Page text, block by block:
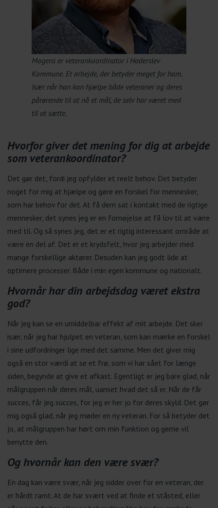
Mogens er veterankoordinator i Haderslev
Kommune. Et arbejde, der betyder meget for ham.
Især når han kan hjælpe både veteraner og deres
pårørende til at nå et mål, de selv har været med
til at sætte.
Hvorfor giver det mening for dig at arbejde
som veterankoordinator?
Det gør det, fordi jeg opfylder et reelt behov. Det betyder
noget for mig at hjælpe og gøre en forskel for mennesker,
som har behov for det. At få dem sat i kontakt med de rigtige
mennesker, det synes jeg er en fornøjelse at få lov til at være
med til. Og så synes jeg, det er et rigtig interessant område at
være en del af. Det er et krydsfelt, hvor jeg arbejder med
mange forskellige aktører. Desuden kan jeg godt lide at
optimere processer. Både i min egen kommune og nationalt.
Hvornår har din arbejdsdag været ekstra
god?
Når jeg kan se en umiddelbar effekt af mit arbejde. Det sker
især, når jeg har hjulpet en veteran, som kan mærke en forskel
i sine udfordringer lige med det samme. Men det giver mig
også en stor værdi at se et frø, som vi har sået for længe
siden, begynde at give et afkast. Egentligt er jeg bare glad, når
målgruppen når deres mål, uanset hvad det så er. Når de får
succes, får jeg succes, for jeg er her jo for deres skyld. Det gør
mig også glad, når jeg møder en ny veteran. For så betyder det
jo, at målgruppen har hørt om min funktion og gerne vil
benytte den.
Og hvornår kan den være svær?
En dag kan være svær, når jeg sidder over for en veteran, der
er hårdt ramt. At de har svært ved at finde et ståsted, eller